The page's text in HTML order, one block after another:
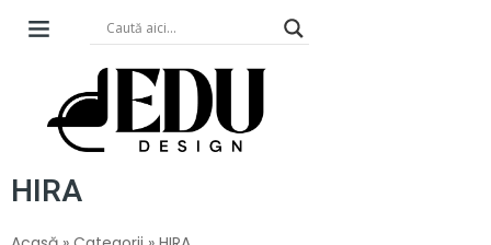
HIRA